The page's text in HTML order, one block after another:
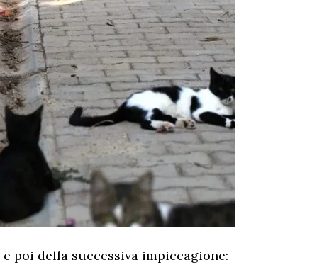
poi della successiva impiccagione: